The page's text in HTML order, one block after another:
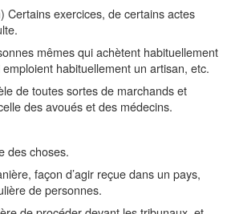
Certains exercices, de certains actes
mêmes qui achètent habituellement
habituellement un artisan, etc.
de toutes sortes de marchands et
des avoués et des médecins.
des choses.
façon d’agir reçue dans un pays,
de personnes.